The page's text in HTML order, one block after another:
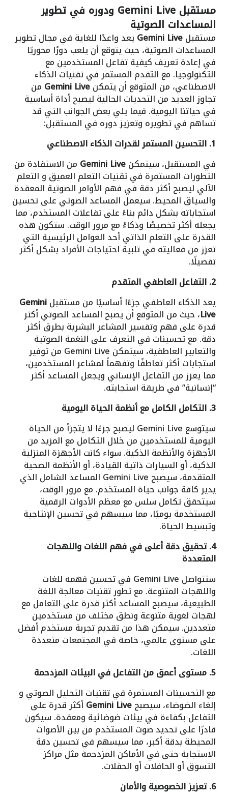
مستقبل Gemini Live ودوره في تطوير
المساعدات الصوتية
مستقبلGemini Liveيعد واعدًا للغاية في مجال تطوير
المساعدات الصوتية، حيث يتوقع أن يلعب دورًا محوريًا
في إعادة تعريف كيفية تفاعل المستخدمين مع
التكنولوجيا. مع التقدم المستمر في تقنيات الذكاء
الاصطناعي، من المتوقع أن يتمكنGemini Live من
تجاوز العديد من التحديات الحالية ليصبح أداة أساسية
في حياتنا اليومية. فيما يلي بعض الجوانب التي قد
تساهم في تطويره وتعزيز دوره في المستقبل:
1. التحسين المستمر لقدرات الذكاء الاصطناعي
في المستقبل، سيتمكن
من الاستفادة من
التطورات المستمرة في تقنيات التعلم العميق و التعلم
الآلي ليصبح أكثر دقة في فهم الأوامر الصوتية المعقدة
والسياق المحيط. سيعمل المساعد الصوتي على تحسين
استجاباته بشكل دائم بناءً على تفاعلات المستخدم، مما
يجعله أكثر تخصيصًا وذكاءً مع مرور الوقت. ستكون هذه
القدرة على التعلم الذاتي أحد العوامل الرئيسية التي
تعزز من فعاليته في تلبية احتياجات الأفراد بشكل أكثر
تفصيلًا.
2. التفاعل العاطفي المتقدم
يعد الذكاء العاطفي جزءًا أساسيًا من مستقبلGemini
Live، حيث من المتوقع أن يصبح المساعد الصوتي أكثر
قدرة على فهم وتفسير المشاعر البشرية بطرق أكثر
دقة. مع تحسينات في التعرف على النغمة الصوتية
والتعابير العاطفية، سيتمكن Gemini Live من توفير
استجابات أكثر تعاطفًا وتفهماً لمشاعر المستخدمين،
مما يعزز من التفاعل الإنساني ويجعل المساعد أكثر
“إنسانية” في طريقة استجابته.
3. التكامل الكامل مع أنظمة الحياة اليومية
سيتوسع Gemini Live ليصبح جزءًا لا يتجزأ من الحياة
اليومية للمستخدمين من خلال التكامل مع المزيد من
الأجهزة والأنظمة الذكية. سواء كانت الأجهزة المنزلية
الذكية، أو السيارات ذاتية القيادة، أو الأنظمة الصحية
المتقدمة، سيصبح Gemini Live المساعد الشامل الذي
يدير كافة جوانب حياة المستخدم. مع مرور الوقت،
سيتحقق تكامل سلس مع معظم الأدوات الرقمية
المستخدمة يوميًا، مما سيسهم في تحسين الإنتاجية
وتبسيط الحياة.
4. تحقيق دقة أعلى في فهم اللغات واللهجات
المتعددة
ستتواصل Gemini Live في تحسين فهمه للغات
واللهجات المتنوعة. مع تطور تقنيات معالجة اللغة
الطبيعية، سيصبح المساعد أكثر قدرة على التعامل مع
لهجات لغوية متنوعة ونطق مختلف من مستخدمين
متعددين. سيمكن هذا من تقديم تجربة مستخدم أفضل
على مستوى عالمي، خاصة في المجتمعات متعددة
اللغات.
5. مستوى أعمق من التفاعل في البيئات المزدحمة
مع التحسينات المستمرة في تقنيات التحليل الصوتي و
إلغاء الضوضاء، سيصبحGemini Live أكثر قدرة على
التفاعل بكفاءة في بيئات ضوضائية ومعقدة. سيكون
قادرًا على تحديد صوت المستخدم من بين الأصوات
المحيطة بدقة أكبر، مما سيسهم في تحسين دقة
الاستجابة حتى في الأماكن المزدحمة مثل مراكز
التسوق أو الحافلات أو الحفلات.
6. تعزيز الخصوصية والأمان